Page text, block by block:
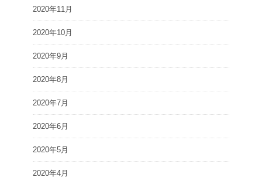
2020年11月
2020年10月
2020年9月
2020年8月
2020年7月
2020年6月
2020年5月
2020年4月